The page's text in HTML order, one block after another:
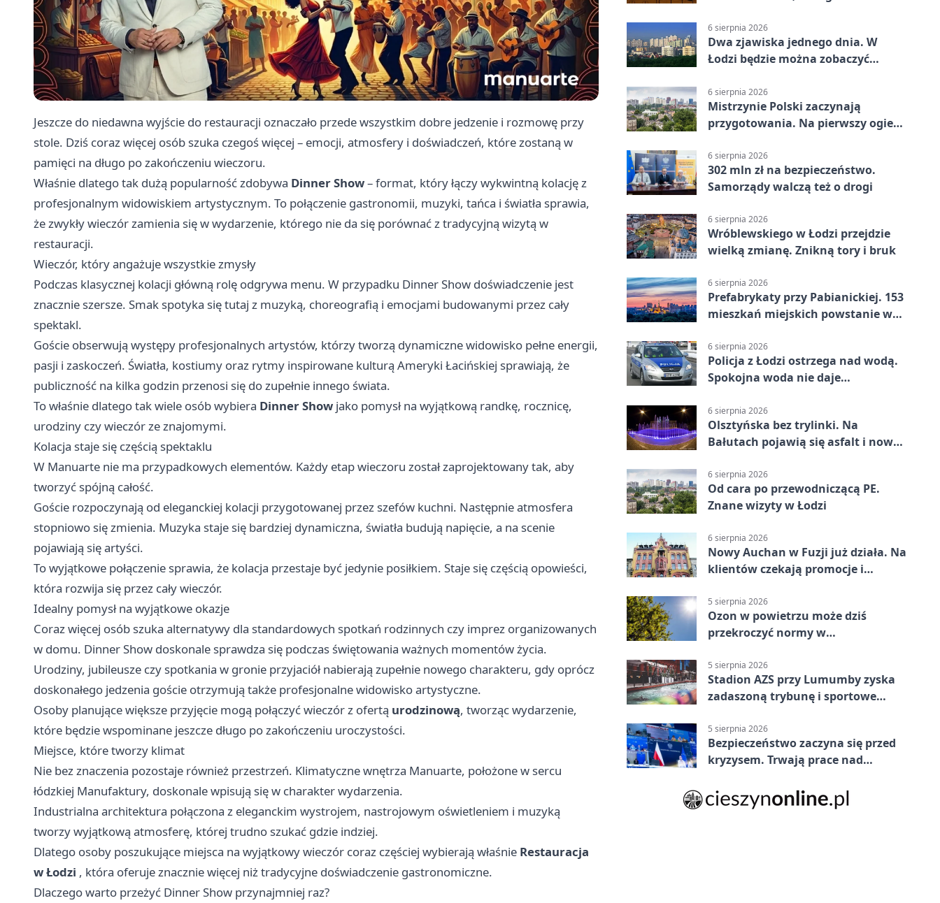
Jeszcze do niedawna wyjście do restauracji oznaczało przede wszystkim dobre jedzenie i rozmowę przy
stole. Dziś coraz więcej osób szuka czegoś więcej – emocji, atmosfery i doświadczeń, które zostaną w
pamięci na długo po zakończeniu wieczoru.
Właśnie dlatego tak dużą popularność zdobywa Dinner Show– format, który łączy wykwintną kolację z
profesjonalnym widowiskiem artystycznym. To połączenie gastronomii, muzyki, tańca i światła sprawia,
że zwykły wieczór zamienia się w wydarzenie, którego nie da się porównać z tradycyjną wizytą w
restauracji.
Wieczór, który angażuje wszystkie zmysły
Podczas klasycznej kolacji główną rolę odgrywa menu. W przypadku Dinner Show doświadczenie jest
znacznie szersze. Smak spotyka się tutaj z muzyką, choreografią i emocjami budowanymi przez cały
spektakl.
Goście obserwują występy profesjonalnych artystów, którzy tworzą dynamiczne widowisko pełne energii,
pasji i zaskoczeń. Światła, kostiumy oraz rytmy inspirowane kulturą Ameryki Łacińskiej sprawiają, że
publiczność na kilka godzin przenosi się do zupełnie innego świata.
To właśnie dlatego tak wiele osób wybiera Dinner Show jako pomysł na wyjątkową randkę, rocznicę,
urodziny czy wieczór ze znajomymi.
Kolacja staje się częścią spektaklu
W Manuarte nie ma przypadkowych elementów. Każdy etap wieczoru został zaprojektowany tak, aby
tworzyć spójną całość.
Goście rozpoczynają od eleganckiej kolacji przygotowanej przez szefów kuchni. Następnie atmosfera
stopniowo się zmienia. Muzyka staje się bardziej dynamiczna, światła budują napięcie, a na scenie
pojawiają się artyści.
To wyjątkowe połączenie sprawia, że kolacja przestaje być jedynie posiłkiem. Staje się częścią opowieści,
która rozwija się przez cały wieczór.
Idealny pomysł na wyjątkowe okazje
Coraz więcej osób szuka alternatywy dla standardowych spotkań rodzinnych czy imprez organizowanych
w domu. Dinner Show doskonale sprawdza się podczas świętowania ważnych momentów życia.
Urodziny, jubileusze czy spotkania w gronie przyjaciół nabierają zupełnie nowego charakteru, gdy oprócz
doskonałego jedzenia goście otrzymują także profesjonalne widowisko artystyczne.
Osoby planujące większe przyjęcie mogą połączyć wieczór z ofertą urodzinową, tworząc wydarzenie,
które będzie wspominane jeszcze długo po zakończeniu uroczystości.
Miejsce, które tworzy klimat
Nie bez znaczenia pozostaje również przestrzeń. Klimatyczne wnętrza Manuarte, położone w sercu
łódzkiej Manufaktury, doskonale wpisują się w charakter wydarzenia.
Industrialna architektura połączona z eleganckim wystrojem, nastrojowym oświetleniem i muzyką
tworzy wyjątkową atmosferę, której trudno szukać gdzie indziej.
Dlatego osoby poszukujące miejsca na wyjątkowy wieczór coraz częściej wybierają właśnie Restauracja
w Łodzi , która oferuje znacznie więcej niż tradycyjne doświadczenie gastronomiczne.
Dlaczego warto przeżyć Dinner Show przynajmniej raz?
6 sierpnia 2026
Dwa zjawiska jednego dnia. W
Łodzi będzie można zobaczyć
6 sierpnia 2026
Mistrzynie Polski zaczynają
przygotowania. Na pierwszy ogień
6 sierpnia 2026
302 mln zł na bezpieczeństwo.
Samorządy walczą też o drogi
6 sierpnia 2026
Wróblewskiego w Łodzi przejdzie
wielką zmianę. Znikną tory i bruk
6 sierpnia 2026
Prefabrykaty przy Pabianickiej. 153
mieszkań miejskich powstanie w
6 sierpnia 2026
Policja z Łodzi ostrzega nad wodą.
Spokojna woda nie daje
6 sierpnia 2026
Olsztyńska bez trylinki. Na
Bałutach pojawią się asfalt i nowe
6 sierpnia 2026
Od cara po przewodniczącą PE.
Znane wizyty w Łodzi
6 sierpnia 2026
Nowy Auchan w Fuzji już działa. Na
klientów czekają promocje i
5 sierpnia 2026
Ozon w powietrzu może dziś
przekroczyć normy w
5 sierpnia 2026
Stadion AZS przy Lumumby zyska
zadaszoną trybunę i sportowe
5 sierpnia 2026
Bezpieczeństwo zaczyna się przed
kryzysem. Trwają prace nad